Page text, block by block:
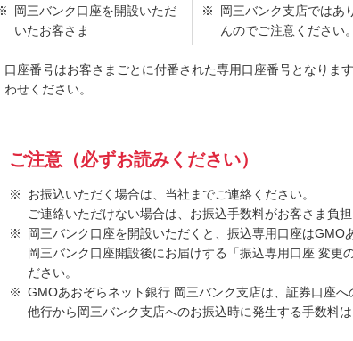
岡三バンク口座を開設いただ
いたお客さま
岡三バンク支店ではあ
んのでご注意ください。
口座番号はお客さまごとに付番された専用口座番号となりま
わせください。
ご注意（必ずお読みください）
お振込いただく場合は、当社までご連絡ください。
ご連絡いただけない場合は、お振込手数料がお客さま負
岡三バンク口座を開設いただくと、振込専用口座はGMO
岡三バンク口座開設後にお届けする「振込専用口座 変更
ださい。
GMOあおぞらネット銀行 岡三バンク支店は、証券口座へ
他行から岡三バンク支店へのお振込時に発生する手数料は